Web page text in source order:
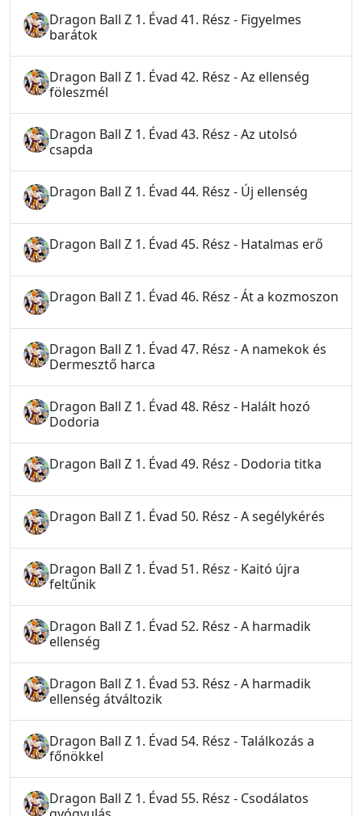
Dragon Ball Z 1. Évad 41. Rész - Figyelmes
barátok
Dragon Ball Z 1. Évad 42. Rész - Az ellenség
föleszmél
Dragon Ball Z 1. Évad 43. Rész - Az utolsó
csapda
Dragon Ball Z 1. Évad 44. Rész - Új ellenség
Dragon Ball Z 1. Évad 45. Rész - Hatalmas erő
Dragon Ball Z 1. Évad 46. Rész - Át a kozmoszon
Dragon Ball Z 1. Évad 47. Rész - A namekok és
Dermesztő harca
Dragon Ball Z 1. Évad 48. Rész - Halált hozó
Dodoria
Dragon Ball Z 1. Évad 49. Rész - Dodoria titka
Dragon Ball Z 1. Évad 50. Rész - A segélykérés
Dragon Ball Z 1. Évad 51. Rész - Kaitó újra
feltűnik
Dragon Ball Z 1. Évad 52. Rész - A harmadik
ellenség
Dragon Ball Z 1. Évad 53. Rész - A harmadik
ellenség átváltozik
Dragon Ball Z 1. Évad 54. Rész - Találkozás a
főnökkel
Dragon Ball Z 1. Évad 55. Rész - Csodálatos